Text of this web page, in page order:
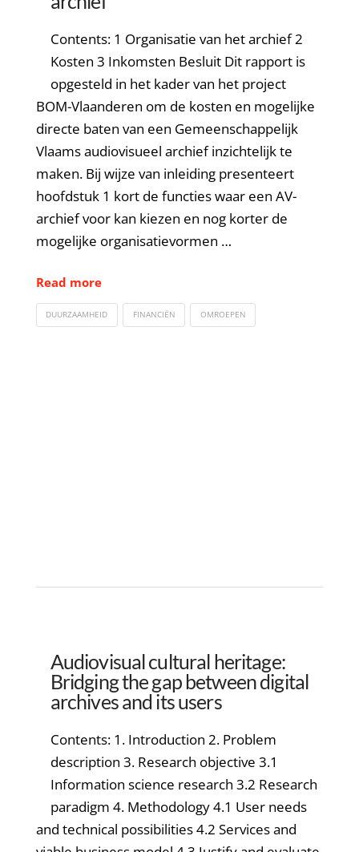
Contents: 1 Organisatie van het archief 2
Kosten 3 Inkomsten Besluit Dit rapport is
opgesteld in het kader van het project
BOM-Vlaanderen om de kosten en mogelijke
directe baten van een Gemeenschappelijk
Vlaams audiovisueel archief inzichtelijk te
maken. Bij wijze van inleiding presenteert
hoofdstuk 1 kort de functies waar een AV-
archief voor kan kiezen en nog korter de
mogelijke organisatievormen …
Read more
DUURZAAMHEID FINANCIËN OMROEPEN
Audiovisual cultural heritage:
Bridging the gap between digital
archives and its users
Contents: 1. Introduction 2. Problem
description 3. Research objective 3.1
Information science research 3.2 Research
paradigm 4. Methodology 4.1 User needs
and technical possibilities 4.2 Services and